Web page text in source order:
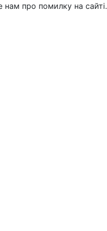
нам про помилку на сайті.